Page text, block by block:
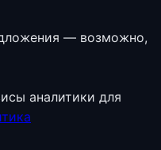
— возможно,
аналитики для